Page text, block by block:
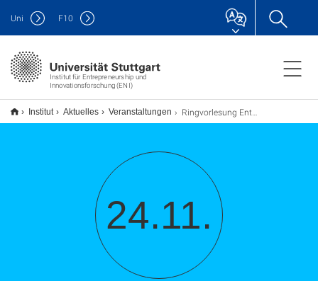
Institut für Entrepreneurship und
Innovationsforschung (ENI)
Uni F10
Institut Aktuelles Veranstaltungen Ringvorlesung Entrepreneurship #6
24.11.